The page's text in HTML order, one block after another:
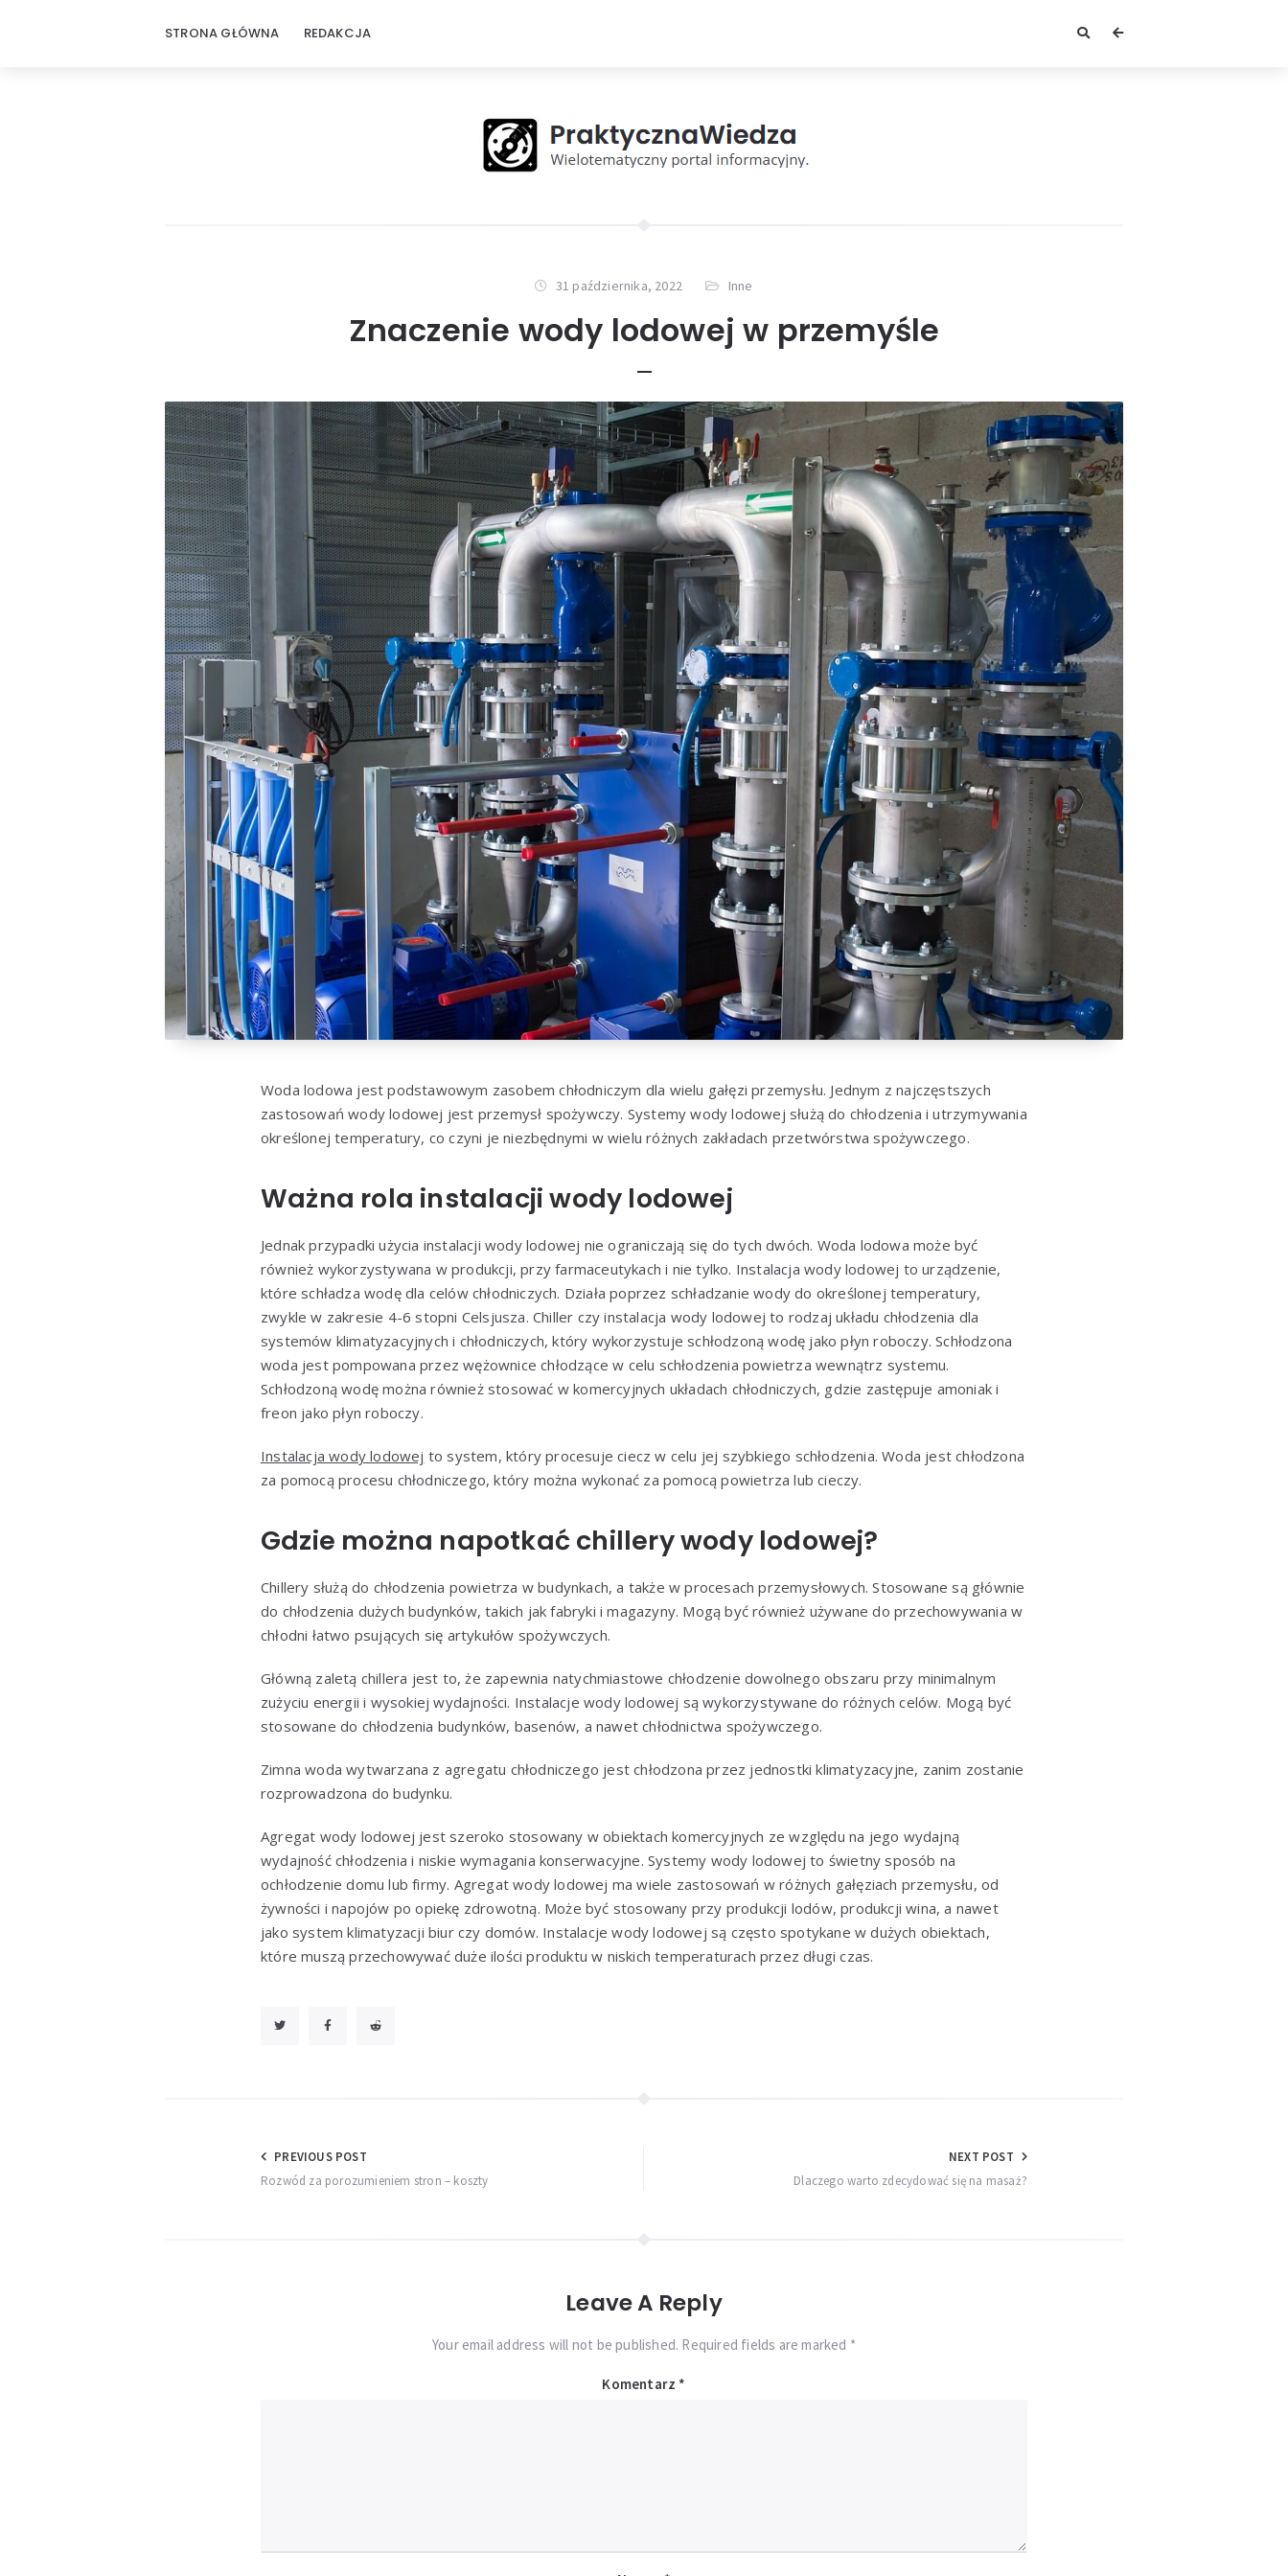
STRONA GŁÓWNA REDAKCJA
31 października, 2022 Inne
Znaczenie wody lodowej w przemyśle
Woda lodowa jest podstawowym zasobem chłodniczym dla wielu gałęzi przemysłu. Jednym z najczęstszych
zastosowań wody lodowej jest przemysł spożywczy. Systemy wody lodowej służą do chłodzenia i utrzymywania
określonej temperatury, co czyni je niezbędnymi w wielu różnych zakładach przetwórstwa spożywczego.
Ważna rola instalacji wody lodowej
Jednak przypadki użycia instalacji wody lodowej nie ograniczają się do tych dwóch. Woda lodowa może być
również wykorzystywana w produkcji, przy farmaceutykach i nie tylko. Instalacja wody lodowej to urządzenie,
które schładza wodę dla celów chłodniczych. Działa poprzez schładzanie wody do określonej temperatury,
zwykle w zakresie 4-6 stopni Celsjusza. Chiller czy instalacja wody lodowej to rodzaj układu chłodzenia dla
systemów klimatyzacyjnych i chłodniczych, który wykorzystuje schłodzoną wodę jako płyn roboczy. Schłodzona
woda jest pompowana przez wężownice chłodzące w celu schłodzenia powietrza wewnątrz systemu.
Schłodzoną wodę można również stosować w komercyjnych układach chłodniczych, gdzie zastępuje amoniak i
freon jako płyn roboczy.
Instalacja wody lodowej to system, który procesuje ciecz w celu jej szybkiego schłodzenia. Woda jest chłodzona
za pomocą procesu chłodniczego, który można wykonać za pomocą powietrza lub cieczy.
Gdzie można napotkać chillery wody lodowej?
Chillery służą do chłodzenia powietrza w budynkach, a także w procesach przemysłowych. Stosowane są głównie
do chłodzenia dużych budynków, takich jak fabryki i magazyny. Mogą być również używane do przechowywania w
chłodni łatwo psujących się artykułów spożywczych.
Główną zaletą chillera jest to, że zapewnia natychmiastowe chłodzenie dowolnego obszaru przy minimalnym
zużyciu energii i wysokiej wydajności. Instalacje wody lodowej są wykorzystywane do różnych celów. Mogą być
stosowane do chłodzenia budynków, basenów, a nawet chłodnictwa spożywczego.
Zimna woda wytwarzana z agregatu chłodniczego jest chłodzona przez jednostki klimatyzacyjne, zanim zostanie
rozprowadzona do budynku.
Agregat wody lodowej jest szeroko stosowany w obiektach komercyjnych ze względu na jego wydajną
wydajność chłodzenia i niskie wymagania konserwacyjne. Systemy wody lodowej to świetny sposób na
ochłodzenie domu lub firmy. Agregat wody lodowej ma wiele zastosowań w różnych gałęziach przemysłu, od
żywności i napojów po opiekę zdrowotną. Może być stosowany przy produkcji lodów, produkcji wina, a nawet
jako system klimatyzacji biur czy domów. Instalacje wody lodowej są często spotykane w dużych obiektach,
które muszą przechowywać duże ilości produktu w niskich temperaturach przez długi czas.
Nawigacja
wpisu
PREVIOUS POST
Rozwód za porozumieniem stron – koszty
NEXT POST
Dlaczego warto zdecydować się na masaż?
Leave A Reply
Your email address will not be published. Required fields are marked *
Komentarz *